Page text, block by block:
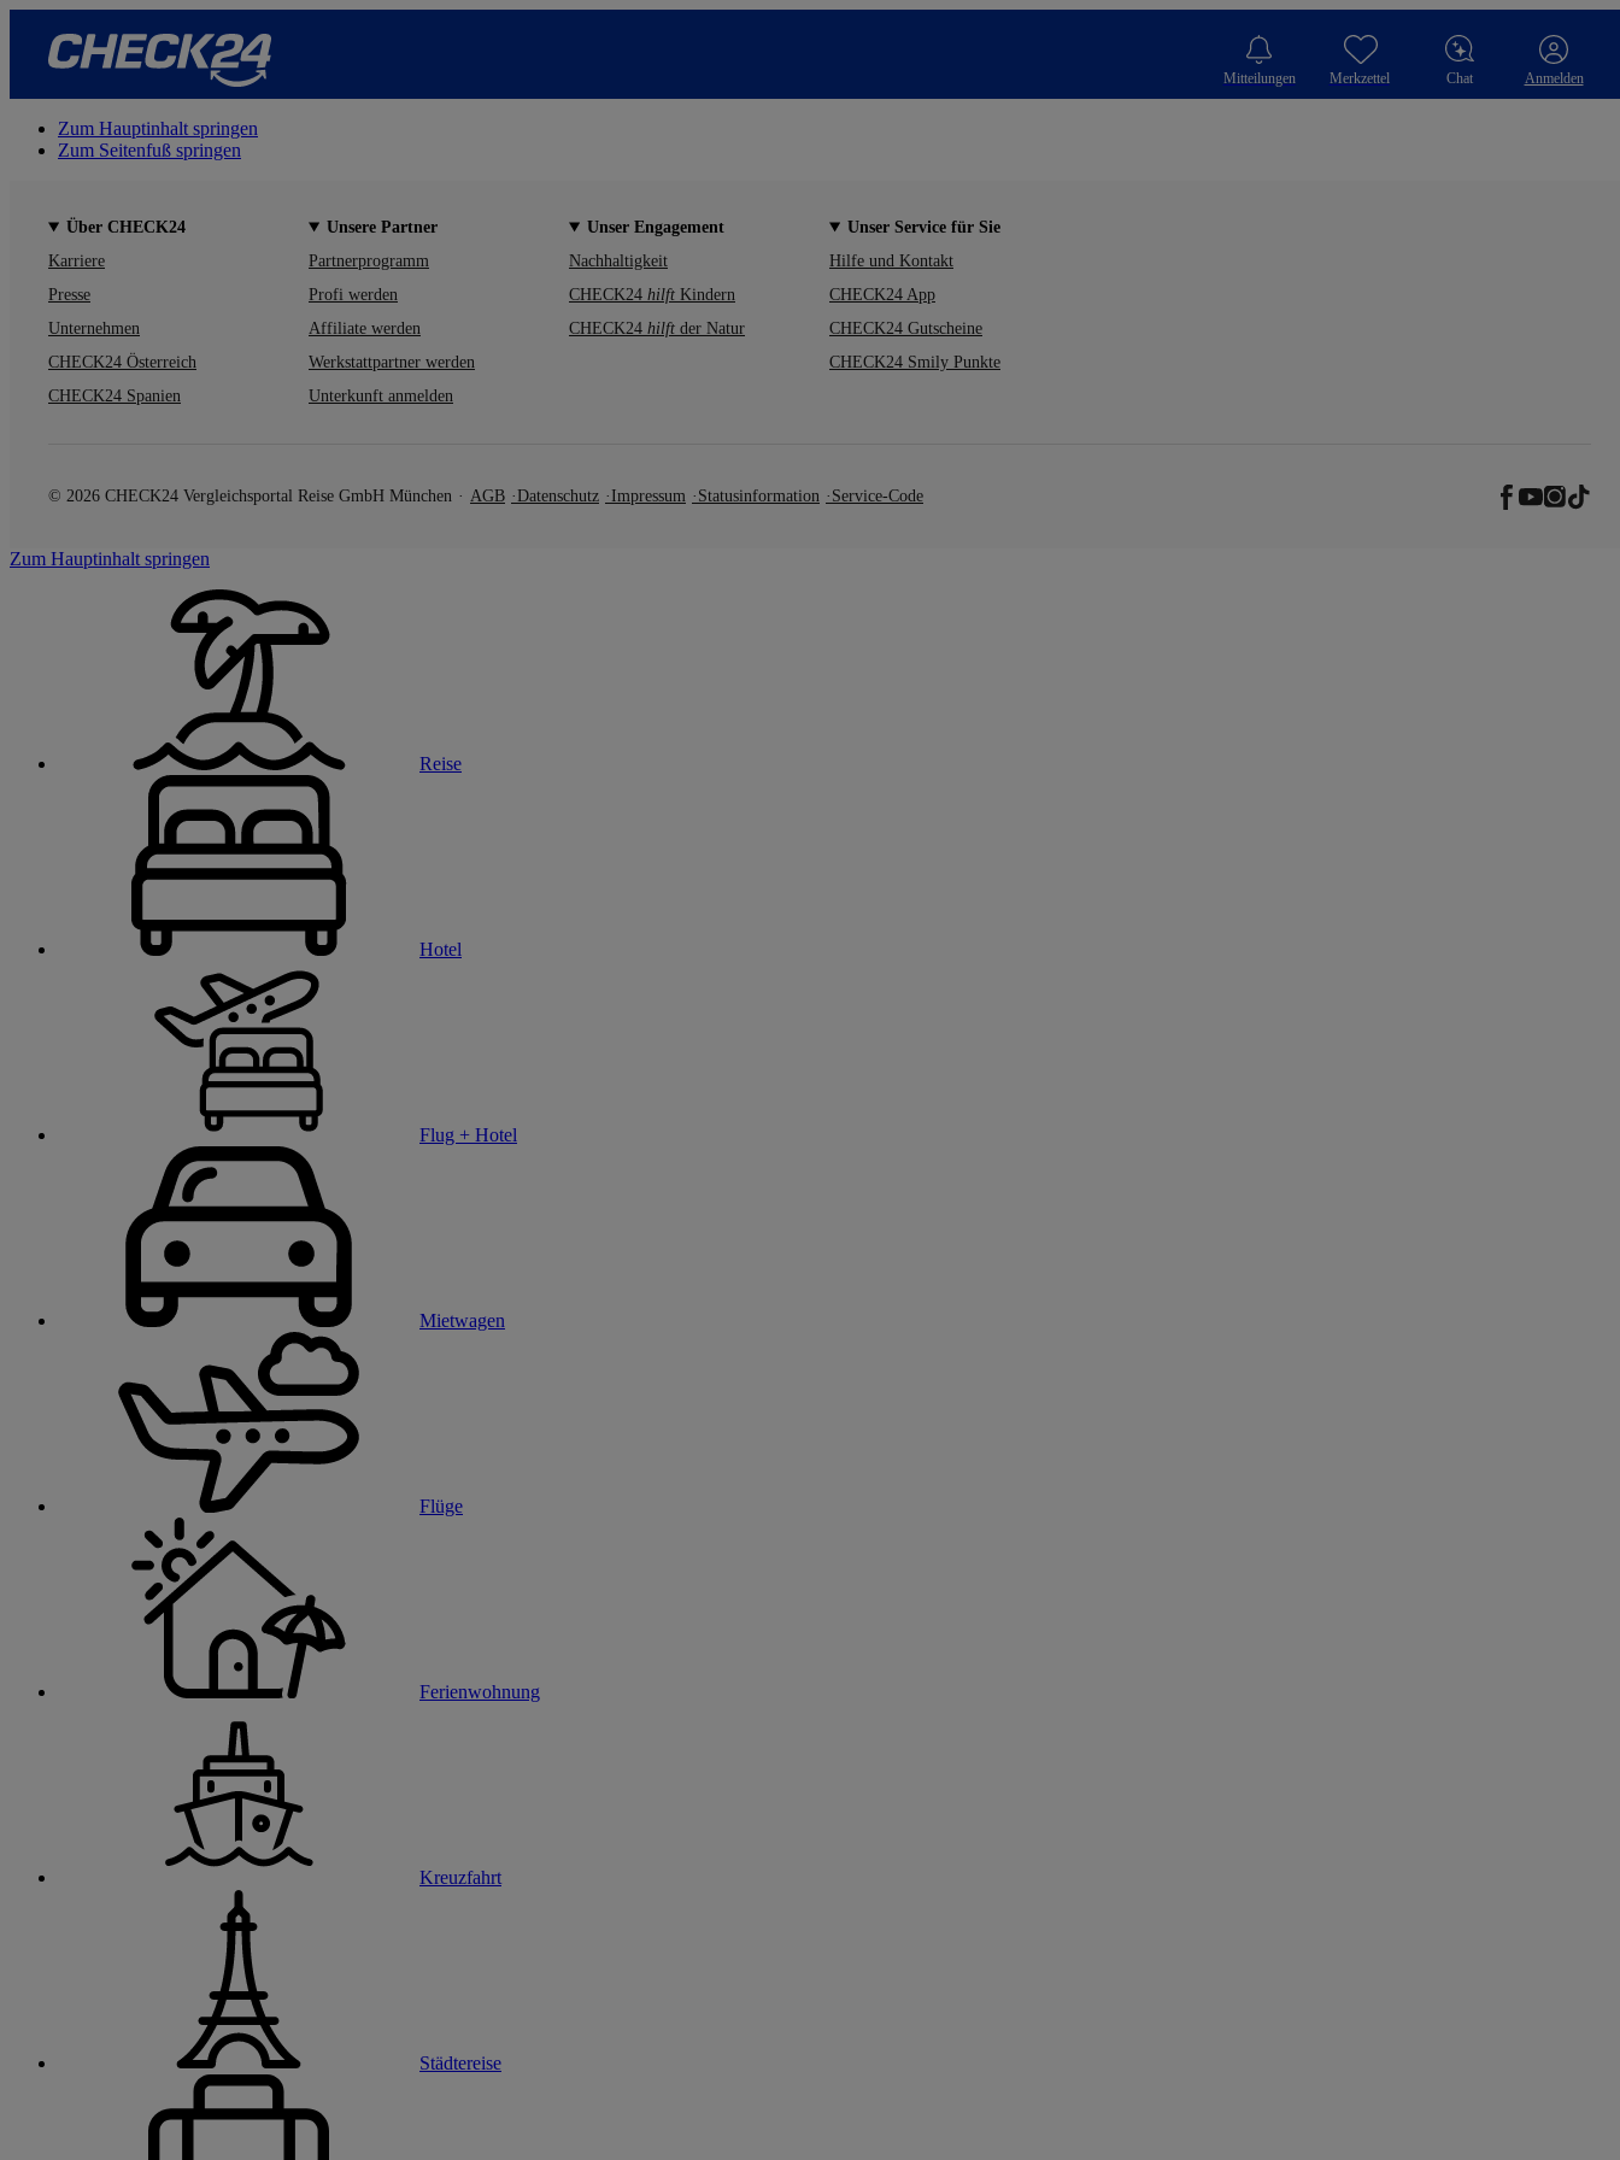
Mitteilungen Merkzettel Chat Anmelden
Zum Hauptinhalt springen
Zum Seitenfuß springen
Über CHECK24
Karriere
Presse
Unternehmen
CHECK24 Österreich
CHECK24 Spanien
Unsere Partner
Partnerprogramm
Profi werden
Affiliate werden
Werkstattpartner werden
Unterkunft anmelden
Unser Engagement
Nachhaltigkeit
CHECK24 hilft Kindern
CHECK24 hilft der Natur
Unser Service für Sie
Hilfe und Kontakt
CHECK24 App
CHECK24 Gutscheine
CHECK24 Smily Punkte
© 2026 CHECK24 Vergleichsportal Reise GmbH München AGB Datenschutz Impressum Statusinformation Service-Code
Zum Hauptinhalt springen
Reise
Hotel
Flug + Hotel
Mietwagen
Flüge
Ferienwohnung
Kreuzfahrt
Städtereise